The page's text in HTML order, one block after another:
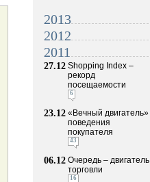
2013
2012
2011
27.12 Shopping Index –
рекорд
посещаемости
6
23.12 «Вечный двигатель»
поведения
покупателя
43
06.12 Очередь – двигатель
торговли
16